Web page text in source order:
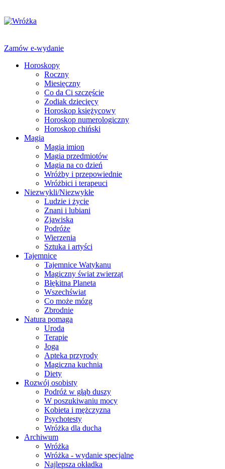
Zamów e-wydanie
Horoskopy
Roczny
Miesięczny
Co da Ci szczęście
Zodiak dziecięcy
Horoskop księżycowy
Horoskop numerologiczny
Horoskop chiński
Magia
Magia imion
Magia przedmiotów
Magia na co dzień
Wróżby i przepowiednie
Wróżbici i terapeuci
Niezwykli/Niezwykłe
Ludzie i życie
Znani i lubiani
Zjawiska
Podróże
Wierzenia
Sztuka i artyści
Tajemnice
Tajemnice Watykanu
Magiczny świat zwierząt
Błękitna Planeta
Wszechświat
Co może mózg
Zbrodnie
Natura pomaga
Uroda
Terapie
Joga
Apteka przyrody
Magiczna kuchnia
Diety
Rozwój osobisty
Podróż w głąb duszy
W poszukiwaniu mocy
Kobieta i mężczyzna
Psychotesty
Wróżka dla ducha
Archiwum
Wróżka
Wróżka - wydanie specjalne
Najlepsza okładka